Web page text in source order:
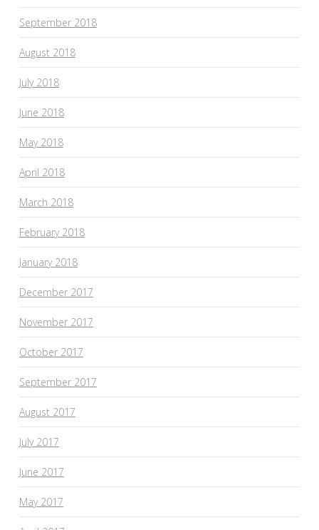
September 2018
August 2018
July 2018
June 2018
May 2018
April 2018
March 2018
February 2018
January 2018
December 2017
November 2017
October 2017
September 2017
August 2017
July 2017
June 2017
May 2017